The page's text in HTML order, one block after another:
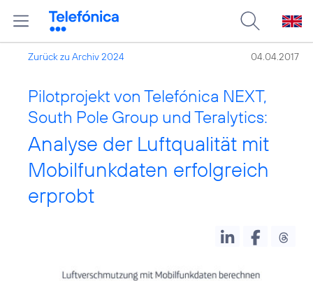
Zurück zu Archiv 2024 04.04.2017
Pilotprojekt von Telefónica NEXT,
South Pole Group und Teralytics:
Analyse der Luftqualität mit
Mobilfunkdaten erfolgreich
erprobt